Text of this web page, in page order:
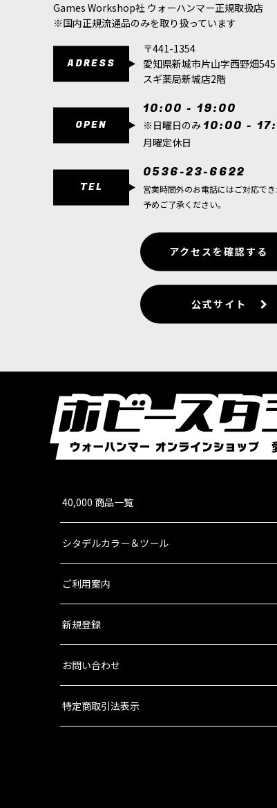
[デスガード] プレーグマリーン・アイコン
4,800円(税込)
[デスガード] メフィティック・ブライト
三基の履帯であらゆる地形を踏破する魔
正確な射撃能力を持つ上、残忍極まり…
[デスガード] フォーティッド・ブロートド
8,600
円(税込)
進撃の先鋒役として常に最前線に姿を
るかあるいはおぞましい口吻やケーブ…
[デスガード] ブライトロード・ターミネイ
(税込)
デスガード兵を倒すことは困難を極め
るほどでなければその行動を止められ…
1点
悪臭を放ち大群で戦場を闊歩する「ポク
呪われた犠牲者であり、デスガードの…
Games Workshop社 ウォーハンマー正規取扱店
※国内正規流通品のみを取り扱っています
ADRESS
〒441-1354
愛知県新城市片山字西野畑545
スギ薬局新城店2階
OPEN
10:00 - 19:00
※日曜日のみ 10:00 -
月曜定休日
TEL
0536-23-6622
営業時間外のお電話にはご対応でき
予めご了承ください。
アクセスを確認する
公式サイト
40,000 商品一覧
シタデルカラー＆ツール
ご利用案内
新規登録
お問い合わせ
特定商取引法表示